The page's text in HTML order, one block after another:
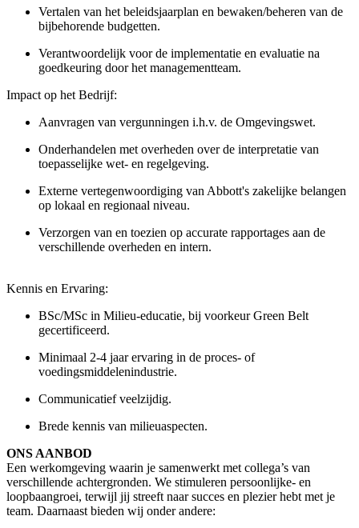
Vertalen van het beleidsjaarplan en bewaken/beheren van de
bijbehorende budgetten.
Verantwoordelijk voor de implementatie en evaluatie na
goedkeuring door het managementteam.
Impact op het Bedrijf:
Aanvragen van vergunningen i.h.v. de Omgevingswet.
Onderhandelen met overheden over de interpretatie van
toepasselijke wet- en regelgeving.
Externe vertegenwoordiging van Abbott's zakelijke belangen
op lokaal en regionaal niveau.
Verzorgen van en toezien op accurate rapportages aan de
verschillende overheden en intern.
Kennis en Ervaring:
BSc/MSc in Milieu-educatie, bij voorkeur Green Belt
gecertificeerd.
Minimaal 2-4 jaar ervaring in de proces- of
voedingsmiddelenindustrie.
Communicatief veelzijdig.
Brede kennis van milieuaspecten.
ONS AANBOD
Een werkomgeving waarin je samenwerkt met collega’s van
verschillende achtergronden. We stimuleren persoonlijke- en
loopbaangroei, terwijl jij streeft naar succes en plezier hebt met je
team. Daarnaast bieden wij onder andere: